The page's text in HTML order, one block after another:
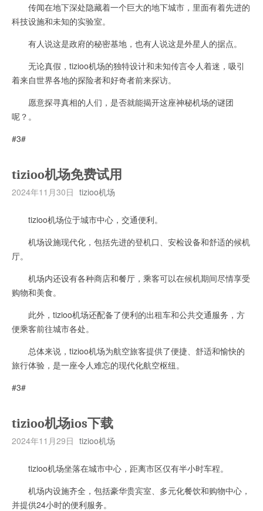
传闻在地下深处隐藏着一个巨大的地下城市，里面有着先进的
科技设施和未知的实验室。
有人说这是政府的秘密基地，也有人说这是外星人的据点。
无论真假，tizioo机场的独特设计和未知传言令人着迷，吸引
着来自世界各地的探险者和好奇者前来探访。
愿意探寻真相的人们，是否就能揭开这座神秘机场的谜团
呢？。
#3#
tizioo机场免费试用
2024年11月30日 tizioo机场
tizioo机场位于城市中心，交通便利。
机场设施现代化，包括先进的登机口、安检设备和舒适的候机
厅。
机场内还设有各种商店和餐厅，乘客可以在候机期间尽情享受
购物和美食。
此外，tizioo机场还配备了便利的出租车和公共交通服务，方
便乘客前往城市各处。
总体来说，tizioo机场为航空旅客提供了便捷、舒适和愉快的
旅行体验，是一座令人难忘的现代化航空枢纽。
#3#
tizioo机场ios下载
2024年11月29日 tizioo机场
tizioo机场坐落在城市中心，距离市区仅有半小时车程。
机场内设施齐全，包括豪华贵宾室、多元化餐饮和购物中心，
并提供24小时的便利服务。